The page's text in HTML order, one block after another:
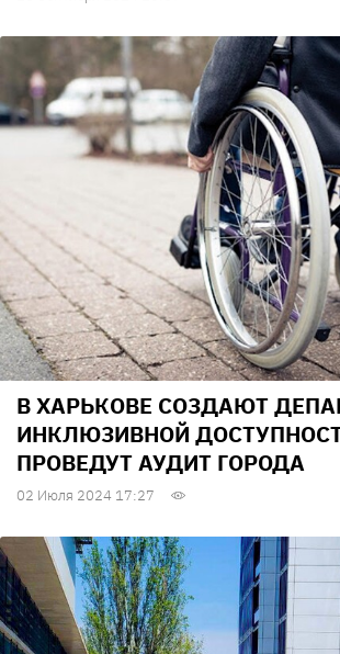
В ХАРЬКОВЕ СОЗДАЮТ
ИНКЛЮЗИВНОЙ
ПРОВЕДУТ АУДИТ ГОРОДА
02 Июля 2024 17:27